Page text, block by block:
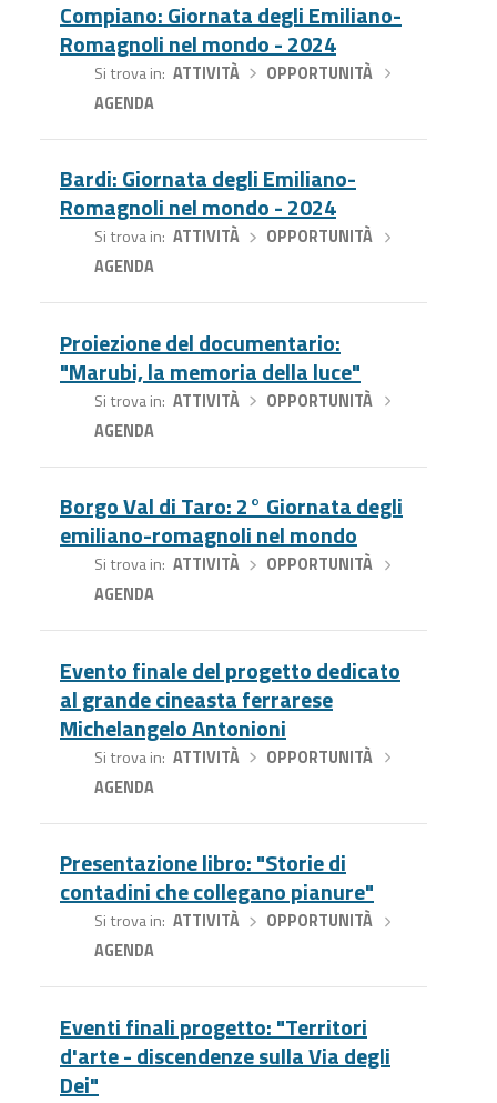
Compiano: Giornata degli Emiliano-
Romagnoli nel mondo - 2024
Si trova in ATTIVITÀ› OPPORTUNITÀ
AGENDA
Bardi: Giornata degli Emiliano-
Romagnoli nel mondo - 2024
Si trova in ATTIVITÀ› OPPORTUNITÀ
AGENDA
Proiezione del documentario:
"Marubi, la memoria della luce"
Si trova in ATTIVITÀ› OPPORTUNITÀ
AGENDA
Borgo Val di Taro: 2° Giornata degli
emiliano-romagnoli nel mondo
Si trova in ATTIVITÀ› OPPORTUNITÀ
AGENDA
Evento finale del progetto dedicato
al grande cineasta ferrarese
Michelangelo Antonioni
Si trova in ATTIVITÀ› OPPORTUNITÀ
AGENDA
Presentazione libro: "Storie di
contadini che collegano pianure"
Si trova in ATTIVITÀ› OPPORTUNITÀ
AGENDA
Eventi finali progetto: "Territori
d'arte - discendenze sulla Via degli
Dei"